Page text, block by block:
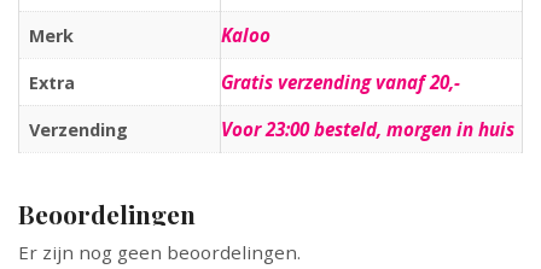
Merk Kaloo
Extra Gratis verzending vanaf 20,-
Verzending Voor 23:00 besteld, morgen in huis
Beoordelingen
Er zijn nog geen beoordelingen.